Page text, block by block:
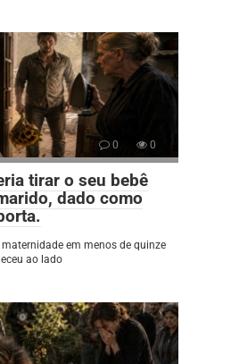
0 0
tirar o seu bebê
dado como
em menos de quinze
ao lado